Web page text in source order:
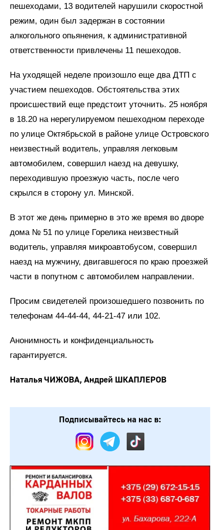
пешеходами, 13 водителей нарушили скоростной
режим, один был задержан в состоянии
алкогольного опьянения, к административной
ответственности привлечены 11 пешеходов.
На уходящей неделе произошло еще два ДТП с
участием пешеходов. Обстоятельства этих
происшествий еще предстоит уточнить. 25 ноября
в 18.20 на нерегулируемом пешеходном переходе
по улице Октябрьской в районе улице Островского
неизвестный водитель, управляя легковым
автомобилем, совершил наезд на девушку,
переходившую проезжую часть, после чего
скрылся в сторону ул. Минской.
В этот же день примерно в это же время во дворе
дома № 51 по улице Горелика неизвестный
водитель, управляя микроавтобусом, совершил
наезд на мужчину, двигавшегося по краю проезжей
части в попутном с автомобилем направлении.
Просим свидетелей произошедшего позвонить по
телефонам 44-44-44, 44-21-47 или 102.
Анонимность и конфиденциальность
гарантируется.
Наталья ЧИЖОВА, Андрей ШКАПЛЕРОВ
Подписывайтесь на нас в: